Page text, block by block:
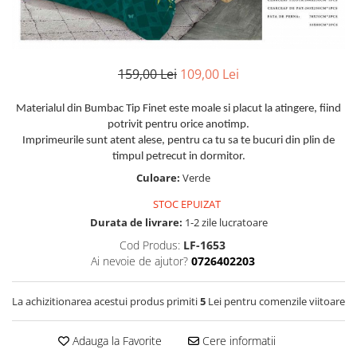
Cearceaf cu elastic
Cearceaf normal
Cearceaf normal
Bumbac Satinat 3D
Cearceaf cu elastic 4 piese
Cearceaf normal 4 piese
Bumbac Tip Damasc
Cearceaf normal 4 piese
Cearceaf cu elastic 4 piese
Cearceaf normal 6 piese
Cearceaf cu elastic 6 piese
Lenjerii De Pat Cocolino
Cearceaf normal 4 piese
Persoana
Bumbac Tip Finet 5D In Relief - 1
Cearceaf cu elastic 4 piese
Cearceaf normal 4 piese
Set Lenjerie + Draperii 1 Persoana
Lenjerii Bumbac 100% - 1 Persoana
Paturi Cocolino Pentru Copii
Huse De Pat Damasc
Huse De Pat Damasc - 140x200cm
Huse De Pat Damasc - 180x200cm
Cearceaf Pat + Fețe De Pernă
Huse De Pat Catifea / Topper
Huse De Pat Catifea / Topper -
Huse De Pat Catifea / Topper -
Huse De Pat Catifea / Topper -
Huse De Pat Cocolino
Huse De Pat Cocolino Tricotate
Huse De Pat Tricotate 140x200cm
159,00 Lei 109,00 Lei
Materialul din Bumbac Tip Finet este moale si placut la atingere, fiind
potrivit pentru orice anotimp.
Imprimeurile sunt atent alese, pentru ca tu sa te bucuri din plin de
timpul petrecut in dormitor.
Culoare: Verde
STOC EPUIZAT
Durata de livrare: 1-2 zile lucratoare
Cod Produs: LF-1653
Ai nevoie de ajutor? 0726402203
La achizitionarea acestui produs primiti5 Lei pentru comenzile viitoare
Adauga la Favorite Cere informatii